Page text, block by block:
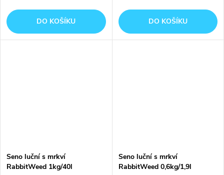
DO KOŠÍKU DO KOŠÍKU
Seno luční s mrkví
RabbitWeed 1kg/40l
Seno luční s mrkví
RabbitWeed 0,6kg/1,9l